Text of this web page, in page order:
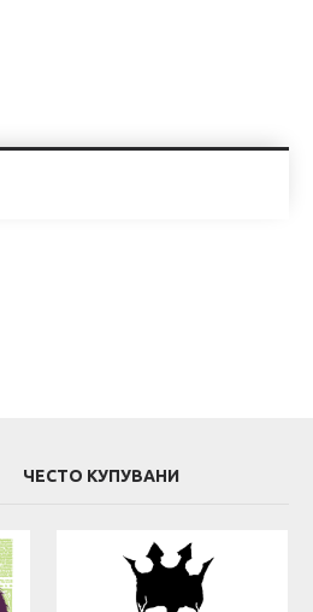
ЧЕСТО КУПУВАНИ